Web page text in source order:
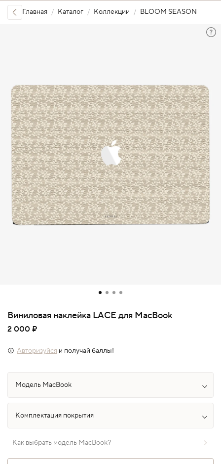
Главная Каталог Коллекции BLOOM SEASON
Виниловая наклейка LACE для MacBook
2 000 ₽
Авторизуйся и получай баллы!
Как выбрать модель MacBook?